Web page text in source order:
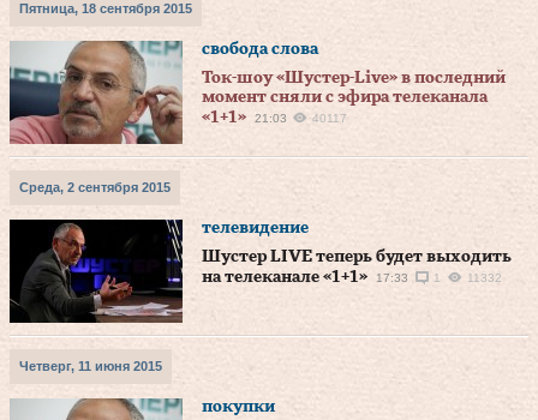
Пятница, 18 сентября 2015
свобода слова
Ток-шоу «Шустер-Live» в последний
момент сняли с эфира телеканала
«1+1»
21:03 40117
Среда, 2 сентября 2015
телевидение
Шустер LIVE теперь будет выходить
на телеканале «1+1»
17:33 1 11332
Четверг, 11 июня 2015
покупки